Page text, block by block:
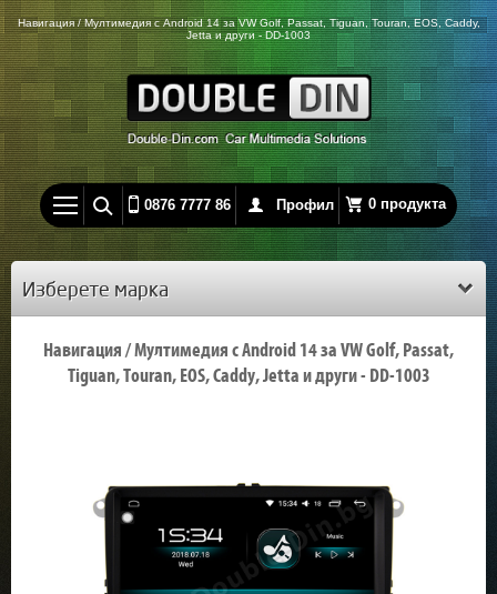
Навигация / Мултимедия с Android 14 за VW Golf, Passat, Tiguan, Touran, EOS, Caddy,
Jetta и други - DD-1003
0876 7777 86 Профил 0 продукта
Изберете марка
Навигация / Мултимедия с Android 14 за VW Golf, Passat,
Tiguan, Touran, EOS, Caddy, Jetta и други - DD-1003